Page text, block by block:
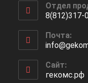
Отдел
8(812)317-
Почта:
Сайт:
гекомс.рф